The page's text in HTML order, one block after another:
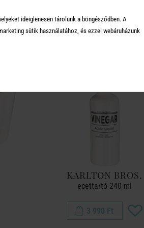
KARLTON BROS.
ecettartó 240 ml
3 990 Ft
ideiglenesen tárolunk a böngésződben. A
sütik használatához, és ezzel webáruházunk